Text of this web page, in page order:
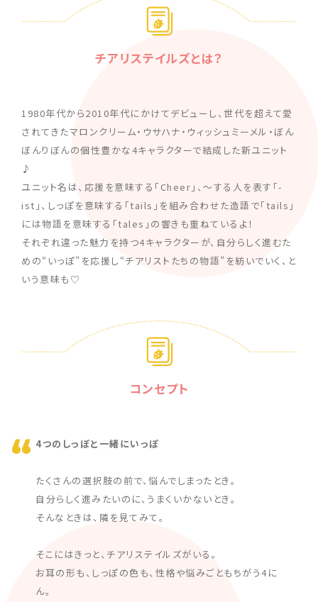
チアリステイルズとは？
1980年代から2010年代にかけてデビューし、世代を超えて愛
されてきたマロンクリーム・ウサハナ・ウィッシュミーメル・ぼん
ぼんりぼんの個性豊かな4キャラクターで結成した新ユニット
♪
ユニット名は、応援を意味する「Cheer」、～する人を表す「-
ist」、しっぽを意味する「tails」を組み合わせた造語で「tails」
には物語を意味する「tales」の響きも重ねているよ！
それぞれ違った魅力を持つ4キャラクターが、自分らしく進むた
めの“いっぽ”を応援し“チアリストたちの物語”を紡いでいく、と
いう意味も♡
コンセプト
4つのしっぽと一緒にいっぽ
たくさんの選択肢の前で、悩んでしまったとき。
自分らしく進みたいのに、うまくいかないとき。
そんなときは、隣を見てみて。
そこにはきっと、チアリステイルズがいる。
お耳の形も、しっぽの色も、性格や悩みごともちがう4に
ん。